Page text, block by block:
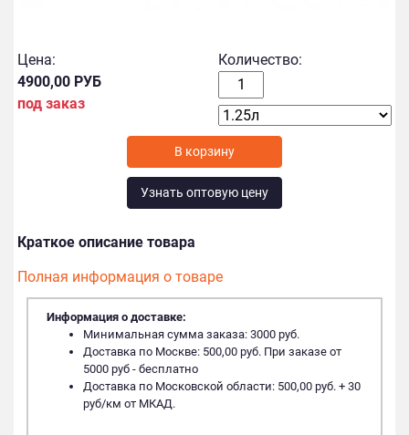
Цена:
4900,00 РУБ
под заказ
Количество:
В корзину
Узнать оптовую цену
Краткое описание товара
Полная информация о товаре
Информация о доставке:
Минимальная сумма заказа: 3000 руб.
Доставка по Москве: 500,00 руб. При заказе от
5000 руб - бесплатно
Доставка по Московской области: 500,00 руб. + 30
руб/км от МКАД.